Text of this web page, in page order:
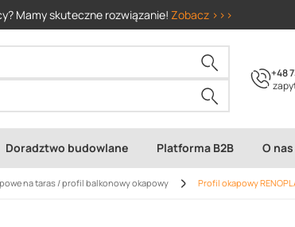
Mamy skuteczne rozwiązanie! Zobacz >>>
+48
Doradztwo budowlane Platforma B2B O nas
na taras / profil balkonowy okapowy Profil okapowy